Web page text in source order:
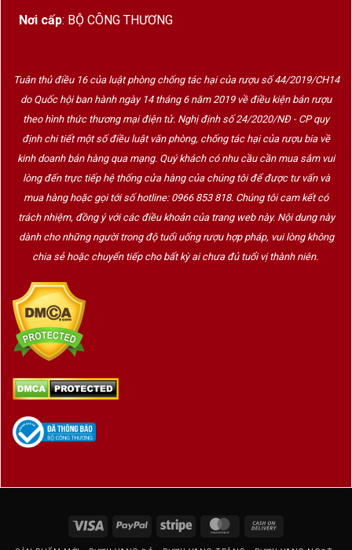
Nơi cấp: BỘ CÔNG THƯƠNG
Tuân thủ điều 16 của luật phòng chống tác hại của rượu số 44/2019/CH14
do Quốc hội ban hành ngày 14 tháng 6 năm 2019 về điều kiện bán rượu
theo hình thức thương mại điện tử. Nghị định số 24/2020/NĐ - CP quy
định chi tiết một số điều luật văn phòng, chống tác hại của rượu bia về
kinh doanh bán hàng qua mạng. Quý khách có nhu cầu cần mua sắm vui
lòng đến trực tiếp hệ thống cửa hàng của chúng tôi để được tư vấn và
mua hàng hoặc gọi tới số hotline: 0966 853 818. Chúng tôi cam kết có
trách nhiệm, đồng ý với các điều khoản của trang web này. Nội dung này
dành cho những người trong độ tuổi uống rượu hợp pháp, vui lòng không
chia sẻ hoặc chuyển tiếp cho bất kỳ ai chưa đủ tuổi vị thành niên.
Visa PayPal Stripe MasterCard